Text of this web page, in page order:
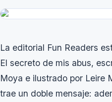
La editorial Fun Readers
El secreto de mis abus,
Moya e ilustrado por Leire
trae un doble mensaje: